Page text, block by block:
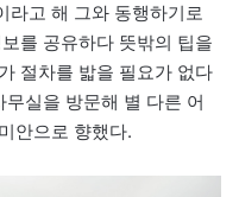
라고 해 그와 동행하기로
를 공유하다 뜻밖의 팁을
절차를 밟을 필요가 없다
실을 방문해 별 다른 어
안으로 향했다.